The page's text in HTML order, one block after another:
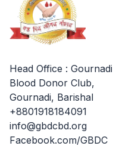
Head Office : Gournadi
Blood Donor Club,
Gournadi, Barishal
+8801918184091
info@gbdcbd.org
Facebook.com/GBDC